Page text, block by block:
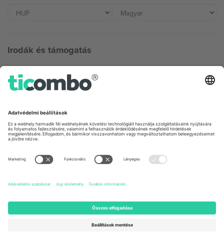
Irodák és támogatás
Unter den Linden 24, 10117
167 City Road, London, Greater
United States
131 Continental Dr, Suite 305,
States
Switzerland
Bulgaria
Bulgaria
United Arab Emirates
Building A1, Office 302, Dubai,
United Arab Emirates